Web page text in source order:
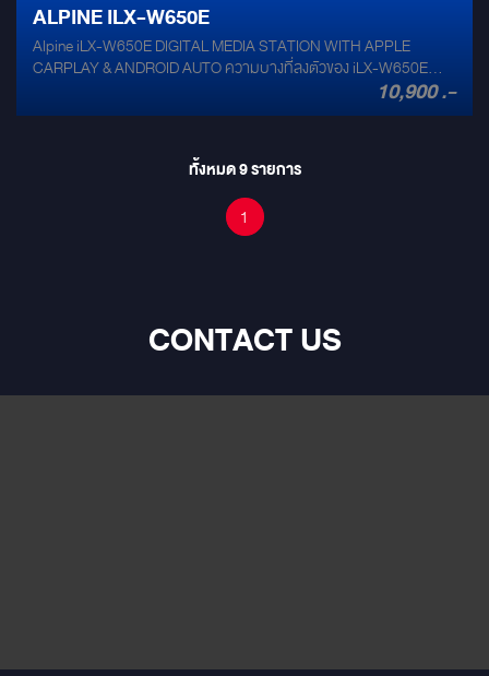
ALPINE ILX-W650E
Alpine iLX-W650E DIGITAL MEDIA STATION WITH APPLE
CARPLAY & ANDROID AUTO ความบางที่ลงตัวของ iLX-W650E
หน้าจอขนาด 7 นิ้ว 2 DIN ที่มาพร้อมกับ Apple CarPlay และ Android
Auto ซึ่งเป็นเทคโนโลยีแห่งยุค จะทำให้คุณสามารถเข้าถึงข้อมูลความ
มากขึ้นด้วยการเชื่อมต่อ KTA-450 Power pack แอมพลิไฟเออร์เพื่อ
ประสิทธิภาพของเสียงอันยอดเยี่ยม คุณสามารถสั่งงานด้วยเสียง โดยไม่
จำเป็นต้องละสายตาจากท้องถนน อีกทั้งระบบนำทางแบบออนไลน์ที่มอบ
มาให้นั้นไม่ว่าจะเป็น Apple Map หรือ Google Map ต่างก็ให้ความ
ละเอียดแม่นยำสูง จึงทำให้การเดินทางของคุณสะดวกสบายและมีความสุข
10,900 .-
ทั้งหมด9รายการ
1
CONTACT US